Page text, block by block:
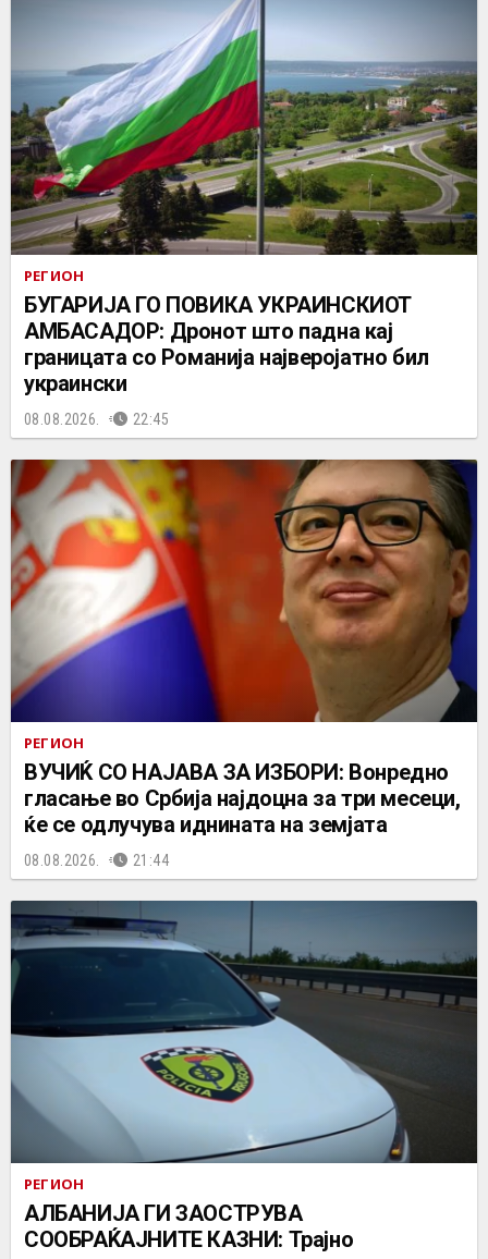
РЕГИОН
БУГАРИЈА ГО ПОВИКА УКРАИНСКИОТ
АМБАСАДОР: Дронот што падна кај
границата со Романија најверојатно бил
украински
08.08.2026. 22:45
РЕГИОН
ВУЧИЌ СО НАЈАВА ЗА ИЗБОРИ: Вонредно
гласање во Србија најдоцна за три месеци,
ќе се одлучува иднината на земјата
08.08.2026. 21:44
РЕГИОН
АЛБАНИЈА ГИ ЗАОСТРУВА
СООБРАЌАЈНИТЕ КАЗНИ: Трајно